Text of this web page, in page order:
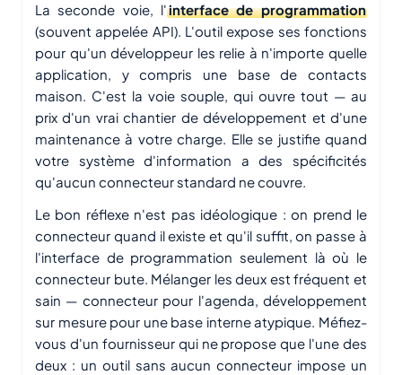
La seconde voie, l'interface de programmation
(souvent appelée API). L'outil expose ses fonctions
pour qu'un développeur les relie à n'importe quelle
application, y compris une base de contacts
maison. C'est la voie souple, qui ouvre tout — au
prix d'un vrai chantier de développement et d'une
maintenance à votre charge. Elle se justifie quand
votre système d'information a des spécificités
qu'aucun connecteur standard ne couvre.
Le bon réflexe n'est pas idéologique : on prend le
connecteur quand il existe et qu'il suffit, on passe à
l'interface de programmation seulement là où le
connecteur bute. Mélanger les deux est fréquent et
sain — connecteur pour l'agenda, développement
sur mesure pour une base interne atypique. Méfiez-
vous d'un fournisseur qui ne propose que l'une des
deux : un outil sans aucun connecteur impose un